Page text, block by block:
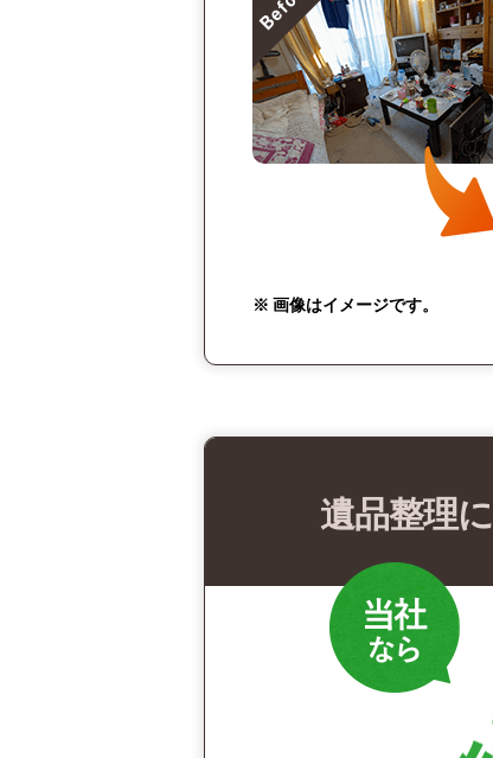
※ 画像はイメージです。
遺品整理に